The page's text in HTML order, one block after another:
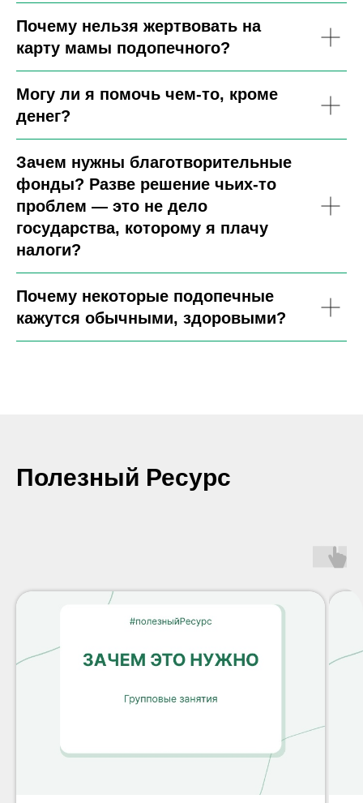
Почему нельзя жертвовать на
карту мамы подопечного?
Могу ли я помочь чем-то, кроме
денег?
Зачем нужны благотворительные
фонды? Разве решение чьих-то
проблем — это не дело
государства, которому я плачу
налоги?
Почему некоторые подопечные
кажутся обычными, здоровыми?
Полезный Ресурс